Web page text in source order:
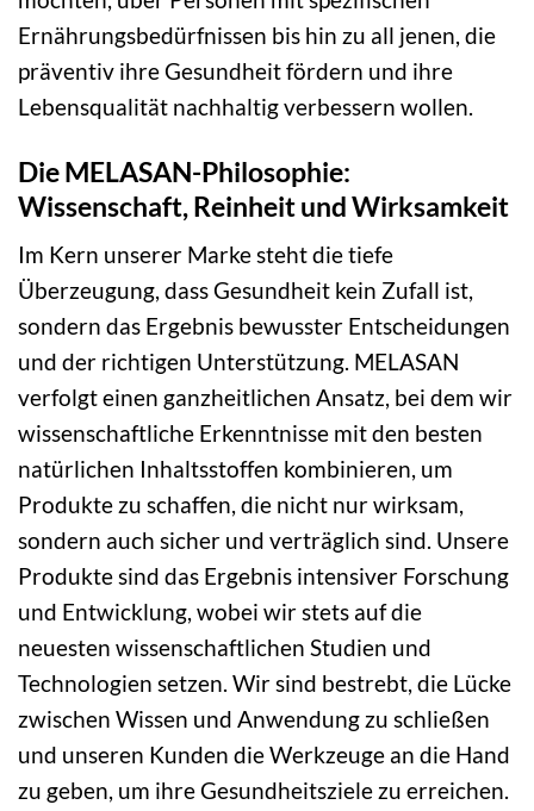
Ernährungsbedürfnissen bis hin zu all jenen, die
präventiv ihre Gesundheit fördern und ihre
Lebensqualität nachhaltig verbessern wollen.
Die MELASAN-Philosophie:
Wissenschaft, Reinheit und Wirksamkeit
Im Kern unserer Marke steht die tiefe
Überzeugung, dass Gesundheit kein Zufall ist,
sondern das Ergebnis bewusster Entscheidungen
und der richtigen Unterstützung. MELASAN
verfolgt einen ganzheitlichen Ansatz, bei dem wir
wissenschaftliche Erkenntnisse mit den besten
natürlichen Inhaltsstoffen kombinieren, um
Produkte zu schaffen, die nicht nur wirksam,
sondern auch sicher und verträglich sind. Unsere
Produkte sind das Ergebnis intensiver Forschung
und Entwicklung, wobei wir stets auf die
neuesten wissenschaftlichen Studien und
Technologien setzen. Wir sind bestrebt, die Lücke
zwischen Wissen und Anwendung zu schließen
und unseren Kunden die Werkzeuge an die Hand
zu geben, um ihre Gesundheitsziele zu erreichen.